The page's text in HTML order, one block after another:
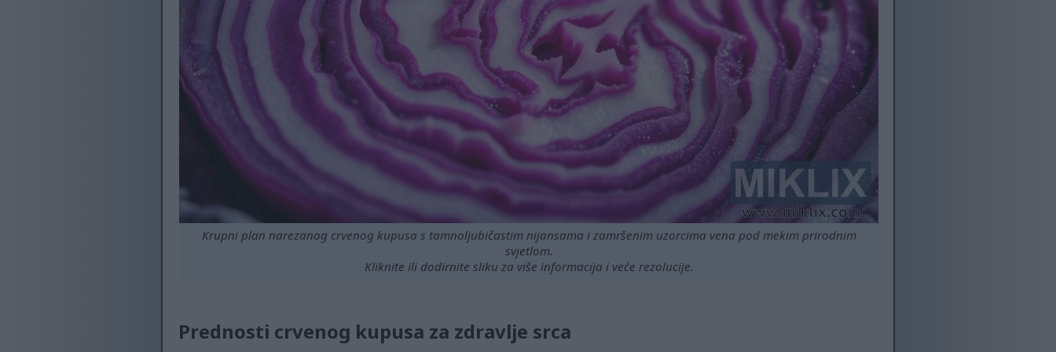
Krupni plan narezanog crvenog kupusa s tamnoljubičastim nijansama i zamršenim uzorcima vena pod mekim prirodnim
svjetlom.
Kliknite ili dodirnite sliku za više informacija i veće rezolucije.
Prednosti crvenog kupusa za zdravlje srca